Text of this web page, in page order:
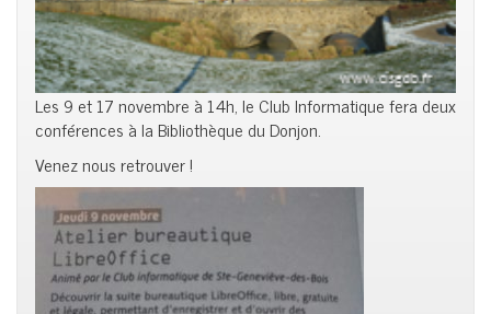
Les 9 et 17 novembre à 14h, le Club Informatique fera deux
conférences à la Bibliothèque du Donjon.
Venez nous retrouver !